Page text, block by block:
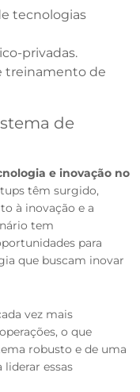
tecnologias
privadas.
treinamento de
de
e inovação no
têm surgido,
à inovação e a
tem
para
que buscam inovar
vez mais
o que
robusto e de uma
essas